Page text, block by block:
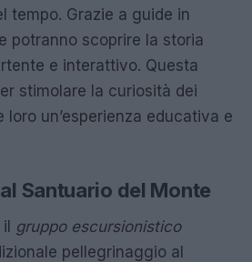
tempo. Grazie a guide in
potranno scoprire la storia
e interattivo. Questa
stimolare la curiosità dei
un’esperienza educativa e
Santuario del Monte
il gruppo escursionistico
pellegrinaggio al